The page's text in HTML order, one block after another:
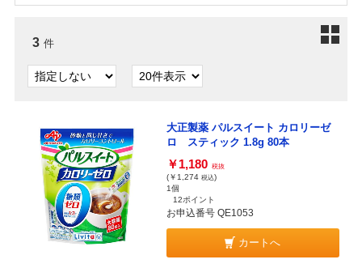
3 件
大正製薬 パルスイート カロリーゼ
ロ スティック 1.8g 80本
￥1,180 税抜
(￥1,274 税込)
1個
12ポイント
お申込番号 QE1053
カートへ